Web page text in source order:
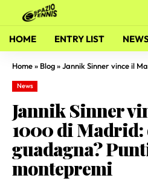
HOME ENTRY LIST
Home» Blog»Jannik Sinner vince il Masters 1000 di
News
Jannik Sinner
1000 di Madrid:
guadagna?
montepremi